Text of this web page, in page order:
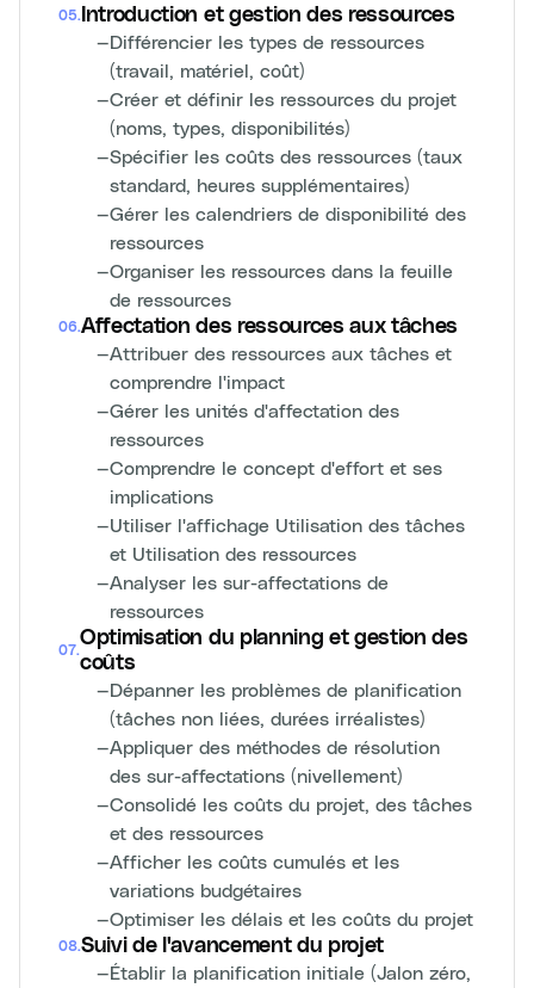
05. Introduction et gestion des ressources
—Différencier les types de ressources
(travail, matériel, coût)
—Créer et définir les ressources du projet
(noms, types, disponibilités)
—Spécifier les coûts des ressources (taux
standard, heures supplémentaires)
—Gérer les calendriers de disponibilité des
ressources
—Organiser les ressources dans la feuille
de ressources
06.Affectation des ressources aux tâches
—Attribuer des ressources aux tâches et
comprendre l'impact
—Gérer les unités d'affectation des
ressources
—Comprendre le concept d'effort et ses
implications
—Utiliser l'affichage Utilisation des tâches
et Utilisation des ressources
—Analyser les sur-affectations de
ressources
07.
Optimisation du planning et gestion des
coûts
—Dépanner les problèmes de planification
(tâches non liées, durées irréalistes)
—Appliquer des méthodes de résolution
des sur-affectations (nivellement)
—Consolidé les coûts du projet, des tâches
et des ressources
—Afficher les coûts cumulés et les
variations budgétaires
—Optimiser les délais et les coûts du projet
08.Suivi de l'avancement du projet
—Établir la planification initiale (Jalon zéro,